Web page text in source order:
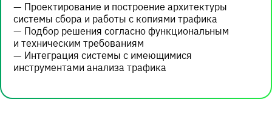
— Проектирование и построение архитектуры
системы сбора и работы с копиями трафика
— Подбор решения согласно функциональным
и техническим требованиям
— Интеграция системы с имеющимися
инструментами анализа трафика